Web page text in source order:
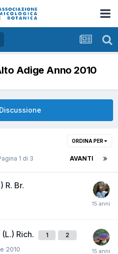
Adige Anno 2010
ORDINA PER
AVANTI
1 di 3
R. Br.
Rich. 1 2
2010